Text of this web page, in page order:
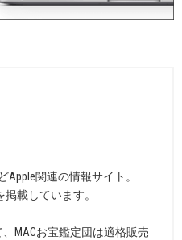
Apple関連の情報サイト。
載しています。
MACお宝鑑定団は適格販売